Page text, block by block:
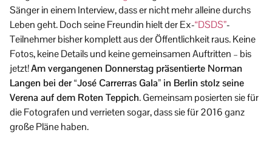
Sänger in einem Interview, dass er nicht mehr alleine durchs
Leben geht. Doch seine Freundin hielt der Ex-“DSDS”-
Teilnehmer bisher komplett aus der Öffentlichkeit raus. Keine
Fotos, keine Details und keine gemeinsamen Auftritten – bis
jetzt!Am vergangenen Donnerstag präsentierte Norman
Langen bei der “José Carrerras Gala” in Berlin stolz seine
Verena auf dem Roten Teppich. Gemeinsam posierten sie für
die Fotografen und verrieten sogar, dass sie für 2016 ganz
große Pläne haben.